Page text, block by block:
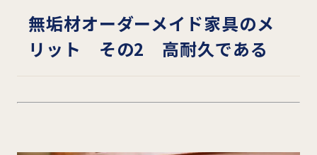
無垢材オーダーメイド家具のメ
リット その2 高耐久である